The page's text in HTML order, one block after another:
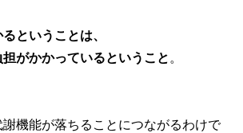
ということは、
がかかっているということ 。
機能が落ちることにつながるわけで